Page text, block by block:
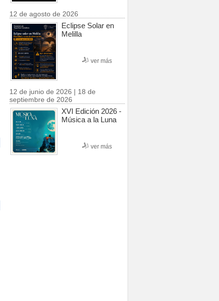
12 de agosto de 2026
Eclipse Solar en
Melilla
ver más
12 de junio de 2026 | 18 de
septiembre de 2026
XVI Edición 2026 -
Música a la Luna
ver más